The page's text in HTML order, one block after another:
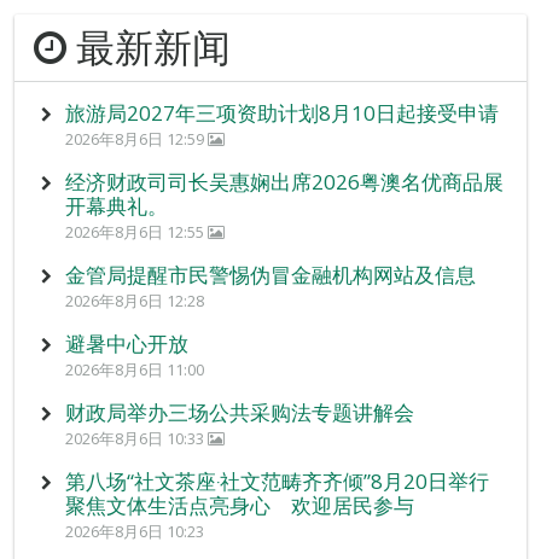
最新新闻
旅游局2027年三项资助计划8月10日起接受申请
2026年8月6日 12:59
经济财政司司长吴惠娴出席2026粤澳名优商品展
开幕典礼。
2026年8月6日 12:55
金管局提醒市民警惕伪冒金融机构网站及信息
2026年8月6日 12:28
避暑中心开放
2026年8月6日 11:00
财政局举办三场公共采购法专题讲解会
2026年8月6日 10:33
第八场“社文茶座‧社文范畴齐齐倾”8月20日举行
聚焦文体生活点亮身心 欢迎居民参与
2026年8月6日 10:23